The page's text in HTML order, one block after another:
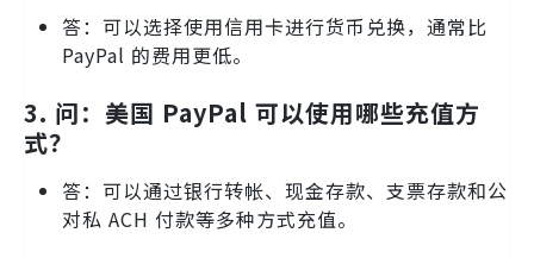
答：可以选择使用信用卡进行货币兑换，通常比
PayPal 的费用更低。
3. 问：美国 PayPal 可以使用哪些充值方
式？
答：可以通过银行转帐、现金存款、支票存款和公
对私 ACH 付款等多种方式充值。